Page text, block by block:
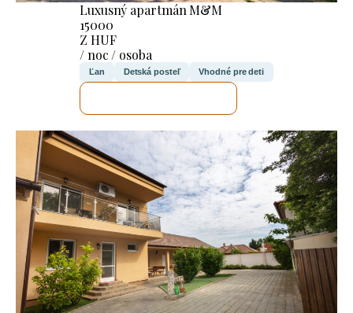
Luxusný apartmán M&M
15000
Z HUF
/ noc / osoba
Ľan Detská posteľ Vhodné pre deti